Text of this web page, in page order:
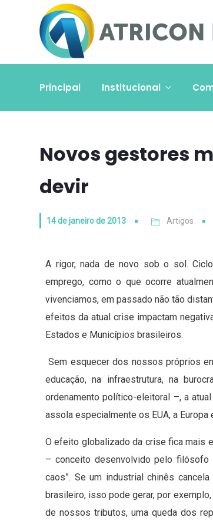
Principal Institucional
Novos gestores
devir
14 de janeiro de 2013 Artigos
A rigor, nada de novo sob o sol.
emprego, como o que ocorre
vivenciamos, em passado não tão
efeitos da atual crise impactam
Estados e Municípios brasileiros.
Sem esquecer dos nossos próprios
educação, na infraestrutura, na
ordenamento político-eleitoral –, a
assola especialmente os EUA, a
O efeito globalizado da crise fica mais
– conceito desenvolvido pelo filósofo
caos”. Se um industrial chinês
brasileiro, isso pode gerar, por
de nossos tributos, uma queda dos